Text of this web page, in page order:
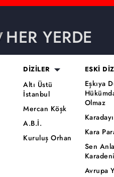
HER YERDE
DİZİLER
Altı Üstü
İstanbul
Mercan Köşk
A.B.İ.
Kuruluş Orhan
ESKİ
Eşkıya
Olmaz
Karadayı
Kara
Sen
Avrupa